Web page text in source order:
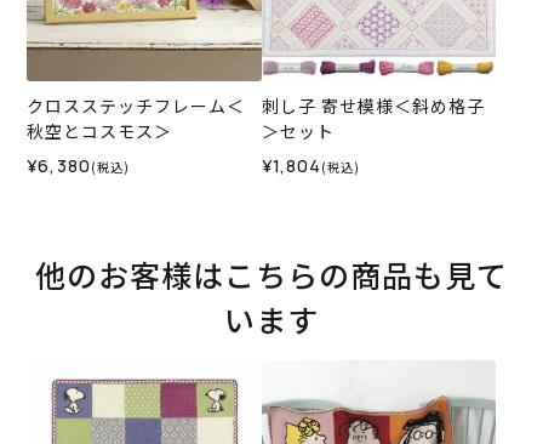
クロスステッチフレーム＜
秋空とコスモス＞
¥6,380 (税込)
刺し子 寄せ模様＜斜め格子
＞セット
¥1,804 (税込)
他のお客様はこちらの商品も見て
います